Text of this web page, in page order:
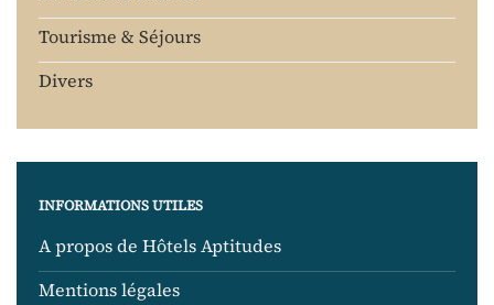
Tourisme & Séjours
Divers
INFORMATIONS UTILES
A propos de Hôtels Aptitudes
Mentions légales